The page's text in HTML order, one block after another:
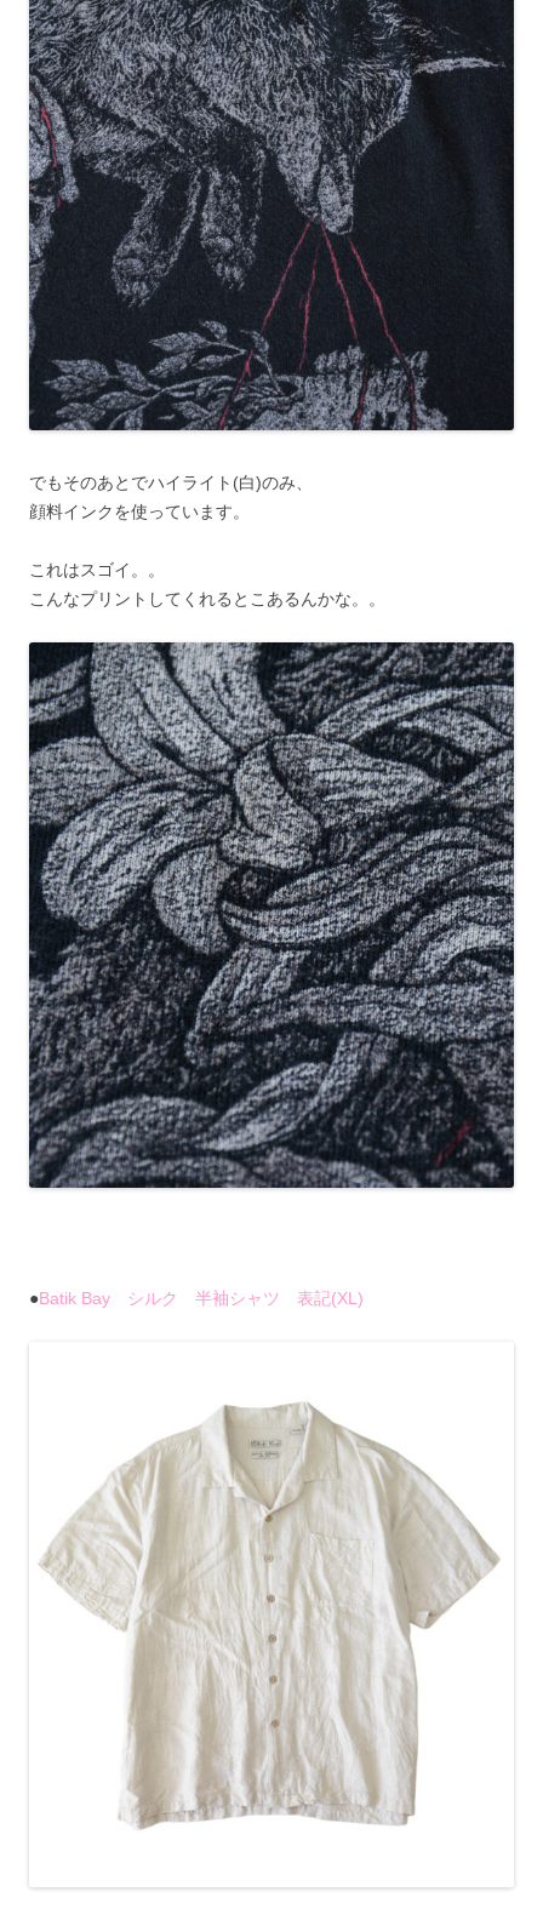
でもそのあとでハイライト(白)のみ、
顔料インクを使っています。
これはスゴイ。。
こんなプリントしてくれるとこあるんかな。。
●Batik Bay シルク 半袖シャツ 表記(XL)